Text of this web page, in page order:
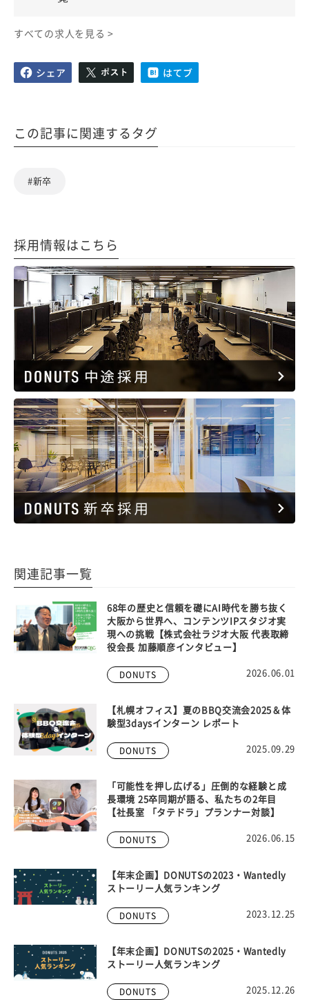
すべての求人を見る >
この記事に関連するタグ
#新卒
採用情報はこちら
関連記事一覧
DONUTS 2026.06.01
68年の歴史と信頼を礎にAI時代を勝ち抜く
大阪から世界へ、コンテンツIPスタジオ実
現への挑戦【株式会社ラジオ大阪 代表取締
役会長 加藤順彦インタビュー】
DONUTS 2025.09.29
【札幌オフィス】夏のBBQ交流会2025＆体
験型3daysインターン レポート
DONUTS 2026.06.15
「可能性を押し広げる」圧倒的な経験と成
長環境 25卒同期が語る、私たちの2年目
【社長室 「タテドラ」プランナー対談】
DONUTS 2023.12.25
【年末企画】DONUTSの2023・Wantedly
ストーリー人気ランキング
DONUTS 2025.12.26
【年末企画】DONUTSの2025・Wantedly
ストーリー人気ランキング